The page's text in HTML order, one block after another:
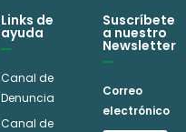
Links de
ayuda
Canal de
Denuncia
Canal de
Suscríbete
a nuestro
Newsletter
Correo
electrónico